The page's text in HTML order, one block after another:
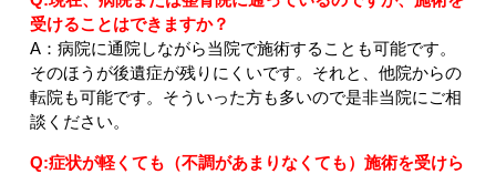
受けることはできますか？
A：病院に通院しながら当院で施術することも可能です。
そのほうが後遺症が残りにくいです。それと、他院からの
転院も可能です。そういった方も多いので是非当院にご相
談ください。
Q:症状が軽くても（不調があまりなくても）施術を受けら